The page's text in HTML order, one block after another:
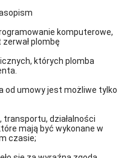
komputerowe,
plombę
których plomba
od umowy jest możliwe tylko
działalności
mają być wykonane w
czasie;